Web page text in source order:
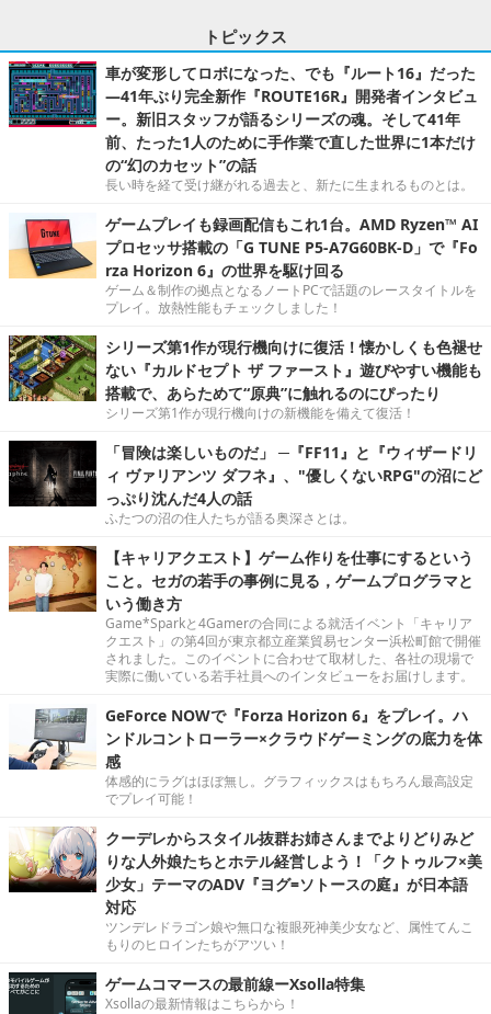
トピックス
車が変形してロボになった、でも『ルート16』だった
―41年ぶり完全新作『ROUTE16R』開発者インタビュ
ー。新旧スタッフが語るシリーズの魂。そして41年
前、たった1人のために手作業で直した世界に1本だけ
の“幻のカセット”の話
長い時を経て受け継がれる過去と、新たに生まれるものとは。
ゲームプレイも録画配信もこれ1台。AMD Ryzen™ AI
プロセッサ搭載の「G TUNE P5-A7G60BK-D」で『Fo
rza Horizon 6』の世界を駆け回る
ゲーム＆制作の拠点となるノートPCで話題のレースタイトルを
プレイ。放熱性能もチェックしました！
シリーズ第1作が現行機向けに復活！懐かしくも色褪せ
ない『カルドセプト ザ ファースト』遊びやすい機能も
搭載で、あらためて“原典”に触れるのにぴったり
シリーズ第1作が現行機向けの新機能を備えて復活！
「冒険は楽しいものだ」 ─『FF11』と『ウィザードリ
ィ ヴァリアンツ ダフネ』、"優しくないRPG"の沼にど
っぷり沈んだ4人の話
ふたつの沼の住人たちが語る奥深さとは。
【キャリアクエスト】ゲーム作りを仕事にするという
こと。セガの若手の事例に見る，ゲームプログラマと
いう働き方
Game*Sparkと4Gamerの合同による就活イベント「キャリア
クエスト」の第4回が東京都立産業貿易センター浜松町館で開催
されました。このイベントに合わせて取材した、各社の現場で
実際に働いている若手社員へのインタビューをお届けします。
GeForce NOWで『Forza Horizon 6』をプレイ。ハ
ンドルコントローラー×クラウドゲーミングの底力を体
感
体感的にラグはほぼ無し。グラフィックスはもちろん最高設定
でプレイ可能！
クーデレからスタイル抜群お姉さんまでよりどりみど
りな人外娘たちとホテル経営しよう！「クトゥルフ×美
少女」テーマのADV『ヨグ=ソトースの庭』が日本語
対応
ツンデレドラゴン娘や無口な複眼死神美少女など、属性てんこ
もりのヒロインたちがアツい！
ゲームコマースの最前線ーXsolla特集
Xsollaの最新情報はこちらから！